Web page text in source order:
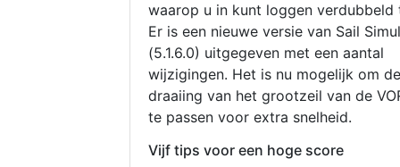
waarop u in kunt loggen verdubbeld
Er is een nieuwe versie van Sail
(5.1.6.0) uitgegeven met een aantal
wijzigingen. Het is nu mogelijk om de
draaiing van het grootzeil van de
te passen voor extra snelheid.
Vijf tips voor een hoge score